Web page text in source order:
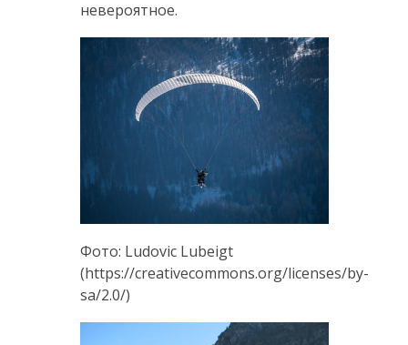
невероятное.
Фото: Ludovic Lubeigt
(https://creativecommons.org/licenses/by-
sa/2.0/)